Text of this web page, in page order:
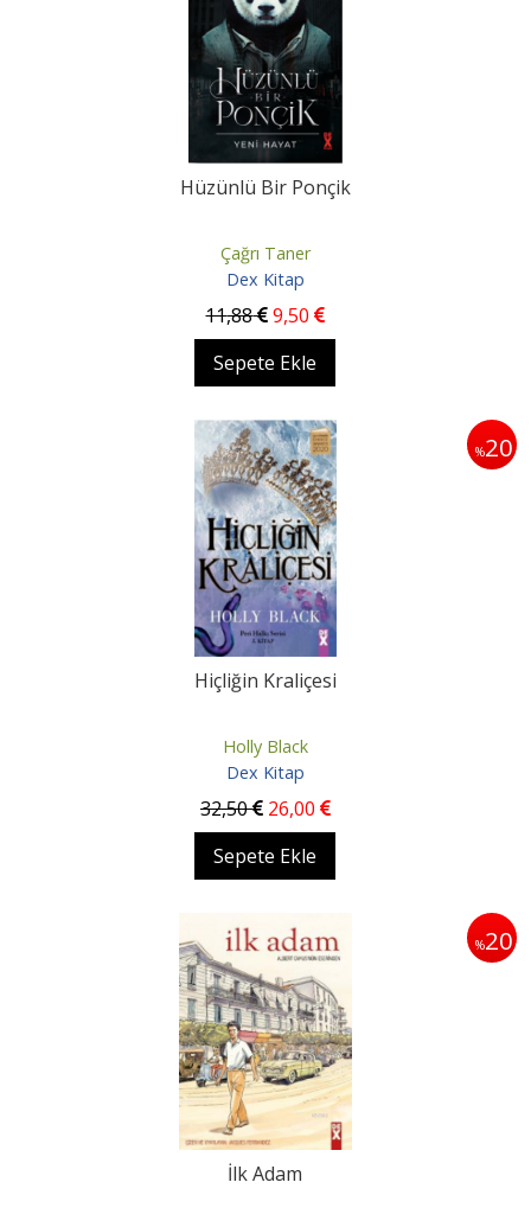
Hüzünlü Bir Ponçik
Çağrı Taner
Dex Kitap
11,88 9,50
Sepete Ekle
%20
Hiçliğin Kraliçesi
Holly Black
Dex Kitap
32,50 26,00
Sepete Ekle
%20
İlk Adam